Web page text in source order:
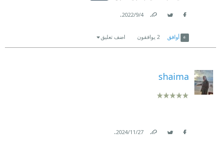
4‏/9‏/2022
.
أوافق 2 يوافقون اضف تعليق
shaima
27‏/11‏/2024
.